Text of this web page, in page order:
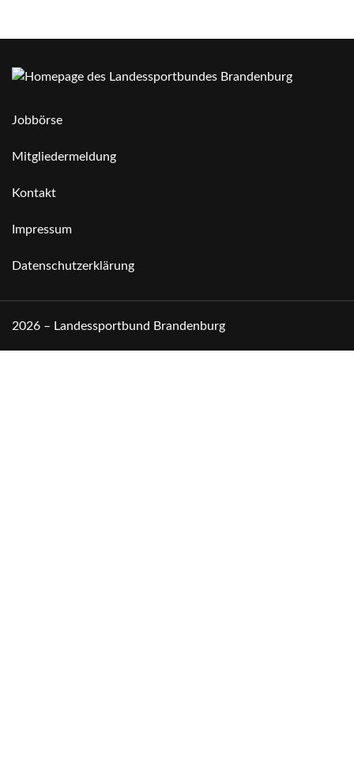
Jobbörse
Mitgliedermeldung
Kontakt
Impressum
Datenschutzerklärung
2026 – Landessportbund Brandenburg